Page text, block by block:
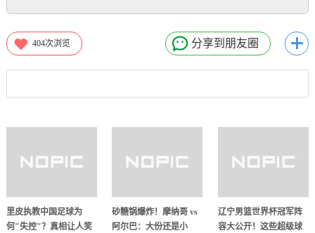
404次浏览 分享到朋友圈
里皮执教中国足球为
何"失控"？真相让人笑
砂糖锅爆炸！摩纳哥 vs
阿尔巴：大份还是小
辽宁男篮世界杯冠军阵
容大公开！这些超级球